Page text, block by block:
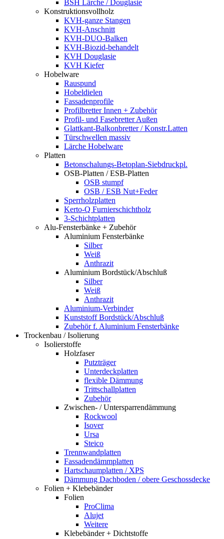
BSH Lärche / Douglasie
Konstruktionsvollholz
KVH-ganze Stangen
KVH-Anschnitt
KVH-DUO-Balken
KVH-Biozid-behandelt
KVH Douglasie
KVH Kiefer
Hobelware
Rauspund
Hobeldielen
Fassadenprofile
Profilbretter Innen + Zubehör
Profil- und Fasebretter Außen
Glattkant-Balkonbretter / Konstr.Latten
Türschwellen massiv
Lärche Hobelware
Platten
Betonschalungs-Betoplan-Siebdruckpl.
OSB-Platten / ESB-Platten
OSB stumpf
OSB / ESB Nut+Feder
Sperrholzplatten
Kerto-Q Furnierschichtholz
3-Schichtplatten
Alu-Fensterbänke + Zubehör
Aluminium Fensterbänke
Silber
Weiß
Anthrazit
Aluminium Bordstück/Abschluß
Silber
Weiß
Anthrazit
Aluminium-Verbinder
Kunststoff Bordstück/Abschluß
Zubehör f. Aluminium Fensterbänke
Trockenbau / Isolierung
Isolierstoffe
Holzfaser
Putzträger
Unterdeckplatten
flexible Dämmung
Trittschallplatten
Zubehör
Zwischen- / Untersparrendämmung
Rockwool
Isover
Ursa
Steico
Trennwandplatten
Fassadendämmplatten
Hartschaumplatten / XPS
Dämmung Dachboden / obere Geschossdecke
Folien + Klebebänder
Folien
ProClima
Alujet
Weitere
Klebebänder + Dichtstoffe